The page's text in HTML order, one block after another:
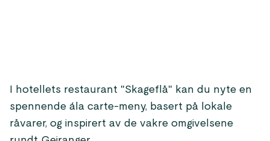
I hotellets restaurant "Skageflå" kan du nyte en
spennende ála carte-meny, basert på lokale
råvarer, og inspirert av de vakre omgivelsene